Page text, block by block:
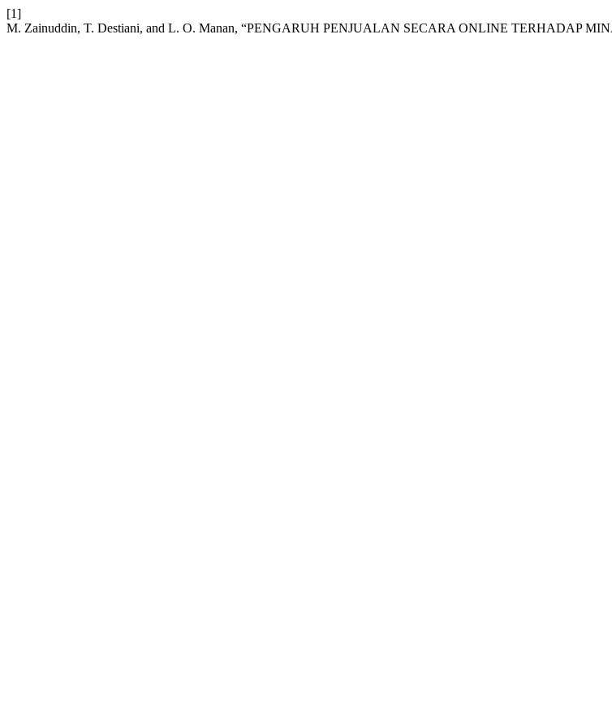
[1]
M. Zainuddin, T. Destiani, and L. O. Manan, “PENGARUH PENJUALAN SECARA ONLINE TERHADAP